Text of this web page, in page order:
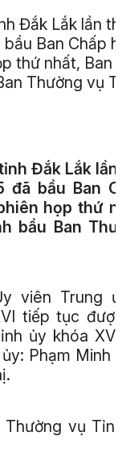
Đắk Lắk lần
Ban Chấp
thứ nhất, Ban
Thường vụ
Đắk Lắk
đã bầu Ban
họp thứ
bầu Ban
viên Trung
tiếp tục
ủy khóa
Phạm Minh
Thường vụ